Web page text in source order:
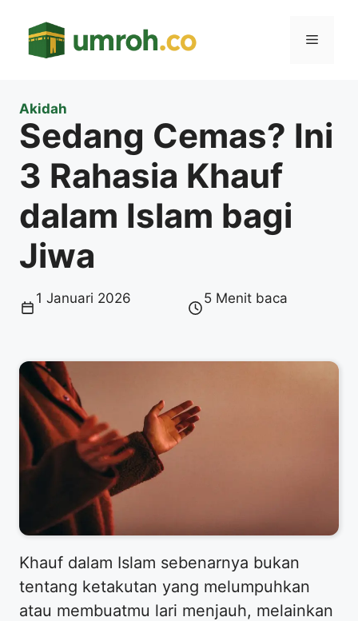
Menu
Akidah
Sedang Cemas? Ini
3 Rahasia Khauf
dalam Islam bagi
Jiwa
1 Januari 2026 5 Menit baca
Khauf dalam Islam sebenarnya bukan
tentang ketakutan yang melumpuhkan
atau membuatmu lari menjauh, melainkan